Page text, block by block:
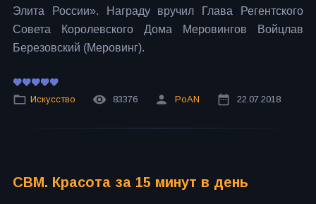
Элита России». Награду вручил Глава Регентского
Совета Королевского Дома Меровингов Войцлав
Березовский (Меровинг).
Искусство 83376 PoAN 22.07.2018
СВМ. Красота за 15 минут в день